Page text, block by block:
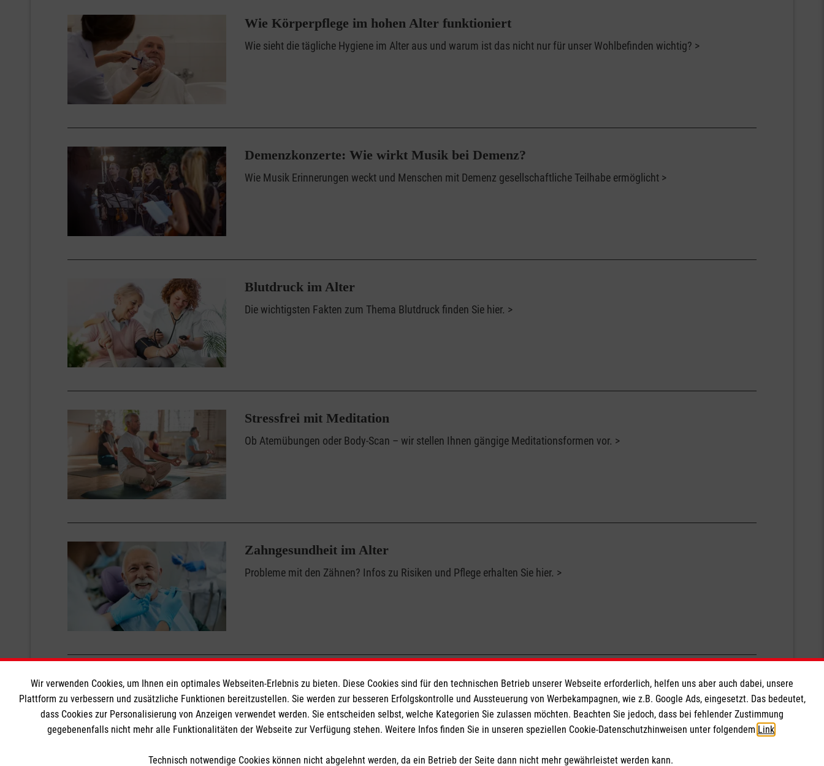
Wie Körperpflege im hohen Alter funktioniert
Wie sieht die tägliche Hygiene im Alter aus und warum ist das nicht nur für unser Wohlbefinden wichtig?
Demenzkonzerte: Wie wirkt Musik bei Demenz?
Wie Musik Erinnerungen weckt und Menschen mit Demenz gesellschaftliche Teilhabe ermöglicht
Blutdruck im Alter
Die wichtigsten Fakten zum Thema Blutdruck finden Sie hier.
Stressfrei mit Meditation
Ob Atemübungen oder Body-Scan – wir stellen Ihnen gängige Meditationsformen vor.
Zahngesundheit im Alter
Probleme mit den Zähnen? Infos zu Risiken und Pflege erhalten Sie hier.
Seite 1 von 4.
1 2 3
…
4 nächste
Wir verwenden Cookies, um Ihnen ein optimales Webseiten-Erlebnis zu bieten. Diese Cookies sind für den technischen Betrieb unserer Webseite erforderlich, helfen uns aber auch dabei, unsere
Plattform zu verbessern und zusätzliche Funktionen bereitzustellen. Sie werden zur besseren Erfolgskontrolle und Aussteuerung von Werbekampagnen, wie z.B. Google Ads, eingesetzt. Das bedeutet,
dass Cookies zur Personalisierung von Anzeigen verwendet werden. Sie entscheiden selbst, welche Kategorien Sie zulassen möchten. Beachten Sie jedoch, dass bei fehlender Zustimmung
gegebenenfalls nicht mehr alle Funktionalitäten der Webseite zur Verfügung stehen. Weitere Infos finden Sie in unseren speziellen Cookie-Datenschutzhinweisen unter folgendem Link
Technisch notwendige Cookies können nicht abgelehnt werden, da ein Betrieb der Seite dann nicht mehr gewährleistet werden kann.